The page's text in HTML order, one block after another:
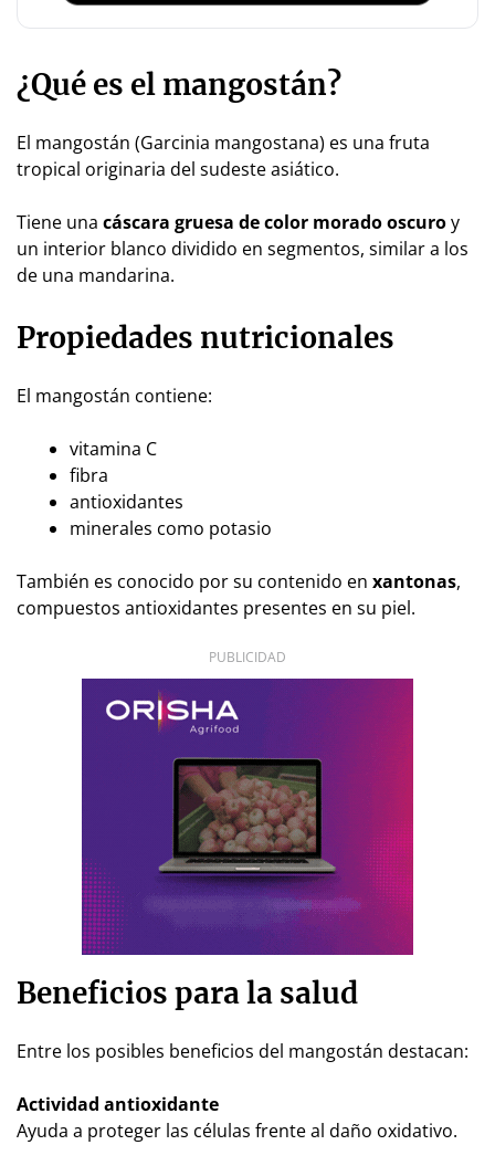
¿Qué es el mangostán?
El mangostán (Garcinia mangostana) es una fruta
tropical originaria del sudeste asiático.
Tiene una cáscara gruesa de color morado oscuroy
un interior blanco dividido en segmentos, similar a los
de una mandarina.
Propiedades nutricionales
El mangostán contiene:
vitamina C
fibra
antioxidantes
minerales como potasio
También es conocido por su contenido en xantonas,
compuestos antioxidantes presentes en su piel.
PUBLICIDAD
Beneficios para la salud
Entre los posibles beneficios del mangostán destacan:
Actividad antioxidante
Ayuda a proteger las células frente al daño oxidativo.